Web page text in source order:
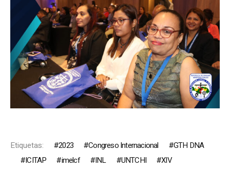
Etiquetas: 2023 Congreso Internacional
GTH DNA
ICITAP
imelcf INL UNTCHI XIV